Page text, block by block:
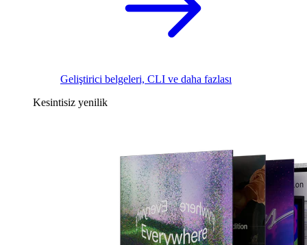
Geliştirici belgeleri, CLI ve daha fazlası
Kesintisiz yenilik